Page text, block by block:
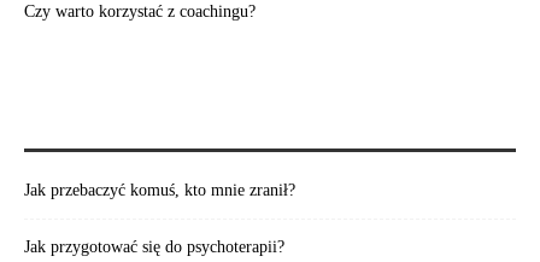
Czy warto korzystać z coachingu?
Jak przebaczyć komuś, kto mnie zranił?
Jak przygotować się do psychoterapii?